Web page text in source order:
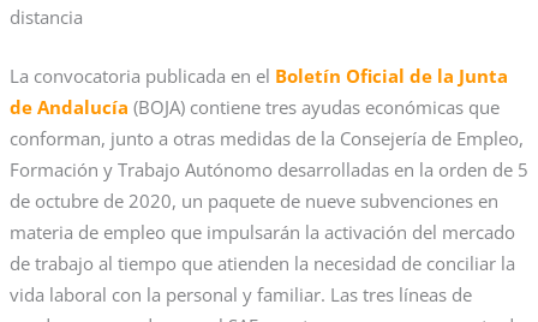
distancia
La convocatoria publicada en el Boletín Oficial de la Junta
de Andalucía (BOJA) contiene tres ayudas económicas que
conforman, junto a otras medidas de la Consejería de Empleo,
Formación y Trabajo Autónomo desarrolladas en la orden de 5
de octubre de 2020, un paquete de nueve subvenciones en
materia de empleo que impulsarán la activación del mercado
de trabajo al tiempo que atienden la necesidad de conciliar la
vida laboral con la personal y familiar. Las tres líneas de